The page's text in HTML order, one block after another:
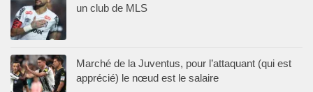
un club de MLS
Marché de la Juventus, pour l’attaquant (qui est
apprécié) le nœud est le salaire